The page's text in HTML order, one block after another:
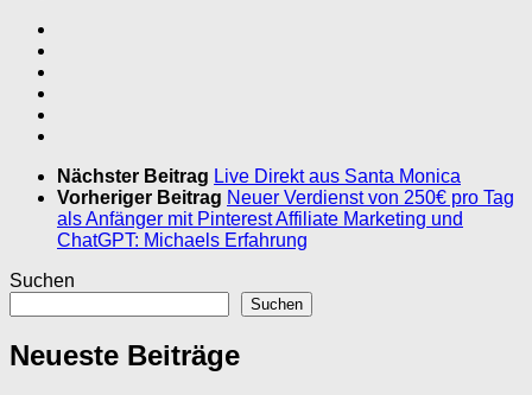
Nächster Beitrag Live Direkt aus Santa Monica
Vorheriger Beitrag Neuer Verdienst von 250€ pro Tag
als Anfänger mit Pinterest Affiliate Marketing und
ChatGPT: Michaels Erfahrung
Suchen
Suchen
Neueste Beiträge